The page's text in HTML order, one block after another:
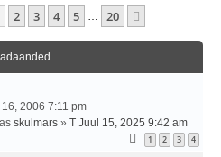
20 -st
2 3 4 5 … 20
2006 7:11 pm
skulmars » T Juul 15, 2025 9:42 am
1 2 3 4